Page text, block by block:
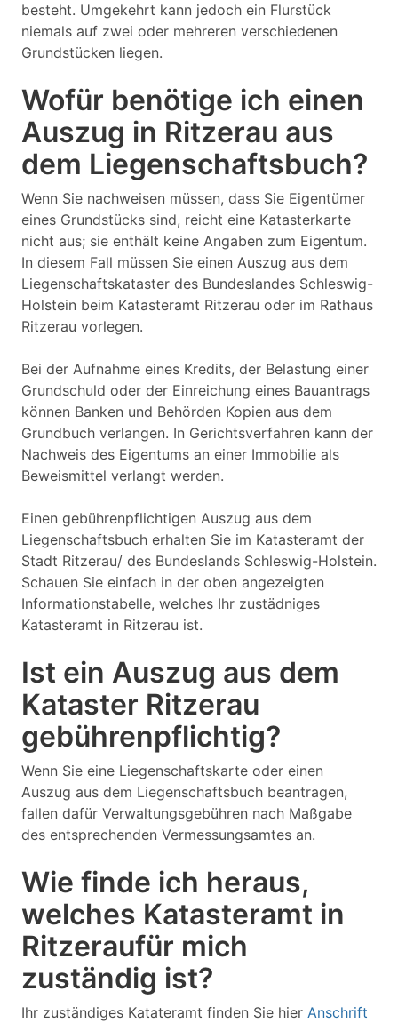
besteht. Umgekehrt kann jedoch ein Flurstück
niemals auf zwei oder mehreren verschiedenen
Grundstücken liegen.
Wofür benötige ich einen
Auszug in Ritzerau aus
dem Liegenschaftsbuch?
Wenn Sie nachweisen müssen, dass Sie Eigentümer
eines Grundstücks sind, reicht eine Katasterkarte
nicht aus; sie enthält keine Angaben zum Eigentum.
In diesem Fall müssen Sie einen Auszug aus dem
Liegenschaftskataster des Bundeslandes Schleswig-
Holstein beim Katasteramt Ritzerau oder im Rathaus
Ritzerau vorlegen.
Bei der Aufnahme eines Kredits, der Belastung einer
Grundschuld oder der Einreichung eines Bauantrags
können Banken und Behörden Kopien aus dem
Grundbuch verlangen. In Gerichtsverfahren kann der
Nachweis des Eigentums an einer Immobilie als
Beweismittel verlangt werden.
Einen gebührenpflichtigen Auszug aus dem
Liegenschaftsbuch erhalten Sie im Katasteramt der
Stadt Ritzerau/ des Bundeslands Schleswig-Holstein.
Schauen Sie einfach in der oben angezeigten
Informationstabelle, welches Ihr zustädniges
Katasteramt in Ritzerau ist.
Ist ein Auszug aus dem
Kataster Ritzerau
gebührenpflichtig?
Wenn Sie eine Liegenschaftskarte oder einen
Auszug aus dem Liegenschaftsbuch beantragen,
fallen dafür Verwaltungsgebühren nach Maßgabe
des entsprechenden Vermessungsamtes an.
Wie finde ich heraus,
welches Katasteramt in
Ritzeraufür mich
zuständig ist?
Ihr zuständiges Katateramt finden Sie hier Anschrift